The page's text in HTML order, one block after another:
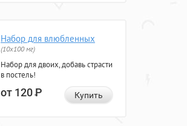
Набор для влюбленных
(10х100 мг)
Набор для двоих, добавь страсти
в постель!
от 120Р Купить